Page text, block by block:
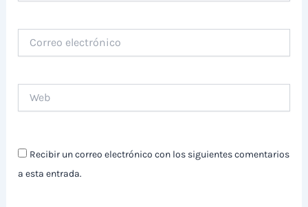
electrónico
Recibir un correo electrónico con los siguientes comentarios
a esta entrada.